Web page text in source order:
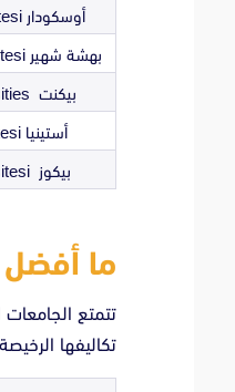
أوسكودار Üsküdar Üniversitesi.
بهشة شهير Bahçesehir Üniversitesi.
بيكنت Beykent Universities.
أستينيا Istinye Üniversitesi.
بيكوز Beykoz Üniversitesi.
ما أفضل
تتمتع الجامعات
تكاليفها